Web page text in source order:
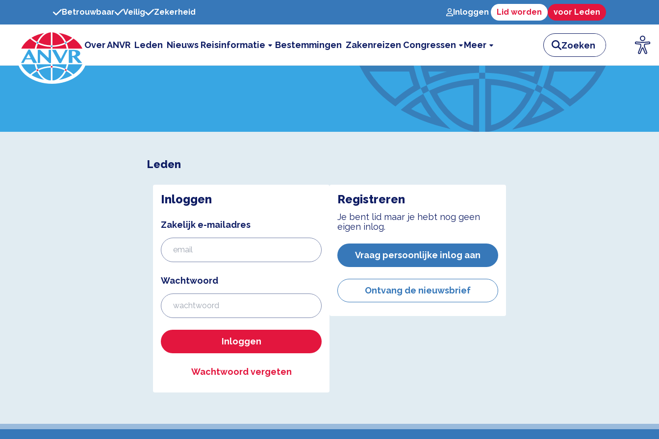
Betrouwbaar Veilig Zekerheid Inloggen Lid worden voor Leden
Over ANVR Leden Nieuws Reisinformatie Bestemmingen Zakenreizen Congressen Meer
Leden
Inloggen
Zakelijk e-mailadres
Wachtwoord
Inloggen
Wachtwoord vergeten
Registreren
Je bent lid maar je hebt nog geen
eigen inlog.
Vraag persoonlijke inlog aan
Ontvang de nieuwsbrief